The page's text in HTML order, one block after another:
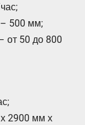
500 мм;
от 50 до 800
2900 мм х